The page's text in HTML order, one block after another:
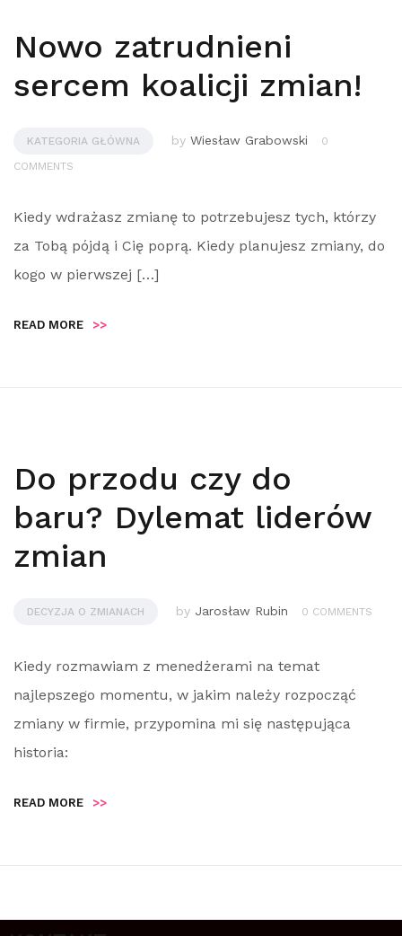
Nowo zatrudnieni
sercem koalicji zmian!
KATEGORIA GŁÓWNA by Wiesław Grabowski
0
COMMENTS
Kiedy wdrażasz zmianę to potrzebujesz tych, którzy
za Tobą pójdą i Cię poprą. Kiedy planujesz zmiany, do
kogo w pierwszej […]
READ MORE >>
Do przodu czy do
baru? Dylemat liderów
zmian
DECYZJA O ZMIANACH by Jarosław Rubin 0 COMMENTS
Kiedy rozmawiam z menedżerami na temat
najlepszego momentu, w jakim należy rozpocząć
zmiany w firmie, przypomina mi się następująca
historia:
READ MORE >>